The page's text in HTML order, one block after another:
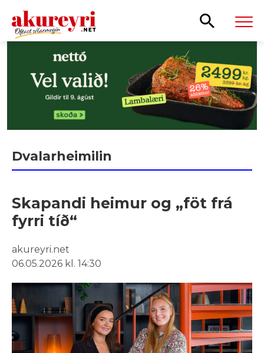
Dvalarheimilin
Skapandi heimur og „föt frá
fyrri tíð“
akureyri.net
06.05.2026 kl. 14:30